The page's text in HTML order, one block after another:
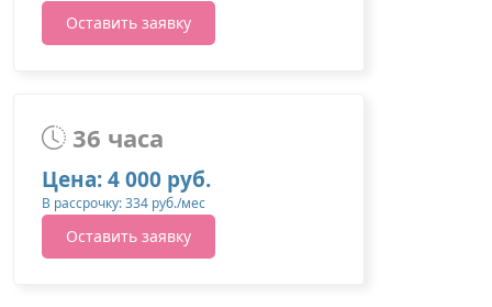
Оставить заявку
36 часа
Цена: 4 000 руб.
В рассрочку: 334 руб./мес
Оставить заявку